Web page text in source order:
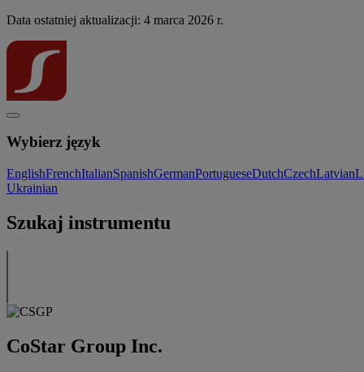
Data ostatniej aktualizacji: 4 marca 2026 r.
Wybierz język
EnglishFrenchItalianSpanishGermanPortugueseDutchCzechLatvian
Ukrainian
Szukaj instrumentu
CoStar Group Inc.